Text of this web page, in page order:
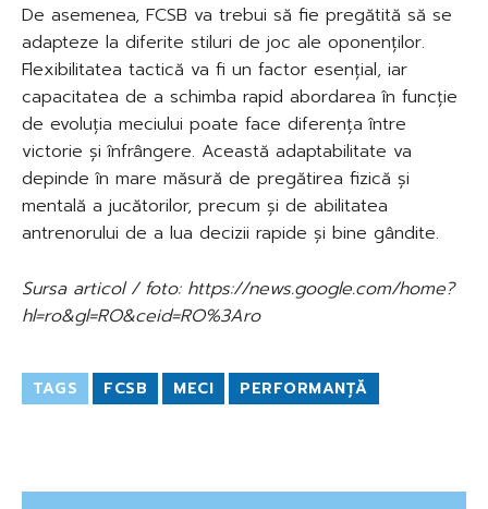
De asemenea, FCSB va trebui să fie pregătită să se
adapteze la diferite stiluri de joc ale oponenților.
Flexibilitatea tactică va fi un factor esențial, iar
capacitatea de a schimba rapid abordarea în funcție
de evoluția meciului poate face diferența între
victorie și înfrângere. Această adaptabilitate va
depinde în mare măsură de pregătirea fizică și
mentală a jucătorilor, precum și de abilitatea
antrenorului de a lua decizii rapide și bine gândite.
Sursa articol / foto: https://news.google.com/home?
hl=ro&gl=RO&ceid=RO%3Aro
TAGS FCSB MECI PERFORMANȚĂ